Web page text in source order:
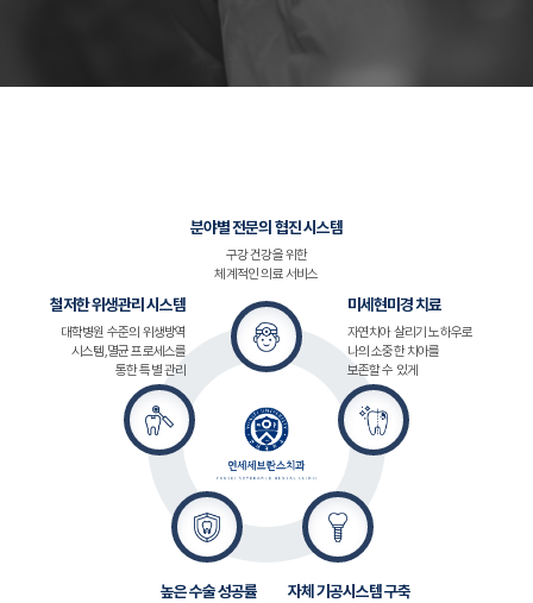
분야별 전문의 협진 시스템
구강 건강을 위한
체계적인 의료 서비스
미세현미경 치료
자연치아 살리기 노하우로
나의 소중한 치아를
보존할 수 있게
자체 기공시스템 구축
높은 수술 성공률
철저한 위생관리 시스템
대학병원 수준의 위생방역
시스템,멸균 프로세스를
통한 특별 관리